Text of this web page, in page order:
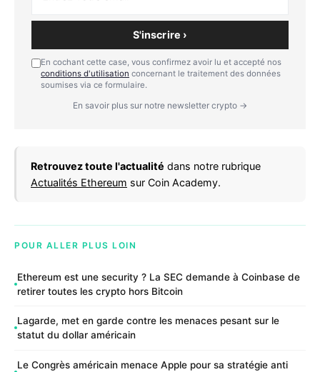
S'inscrire ›
En cochant cette case, vous confirmez avoir lu et accepté nos
conditions d'utilisation concernant le traitement des données
soumises via ce formulaire.
En savoir plus sur notre newsletter crypto →
Retrouvez toute l'actualité dans notre rubrique
Actualités Ethereum sur Coin Academy.
POUR ALLER PLUS LOIN
Ethereum est une security ? La SEC demande à Coinbase de
retirer toutes les crypto hors Bitcoin
Lagarde, met en garde contre les menaces pesant sur le
statut du dollar américain
Le Congrès américain menace Apple pour sa stratégie anti